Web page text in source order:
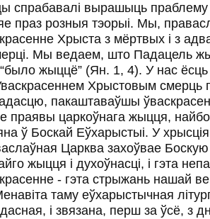
спрабавалі вырашыць
праз розныя тэорыі. Мы,
Хрыста з мёртвых і з
Мы ведаем, што Падацель
жыццё” (Ян. 1, 4). У нас
Хрыстовым смерць
пакаштаваўшы
праявы царкоўнага жыцця,
ў Боскай Еўхарыстыі. У
Царква захоўвае
жыцця і духоўнасці, і гэта
- гэта стрыжань нашай
таму еўхарыстычная
і звязана, перш за ўсё, з